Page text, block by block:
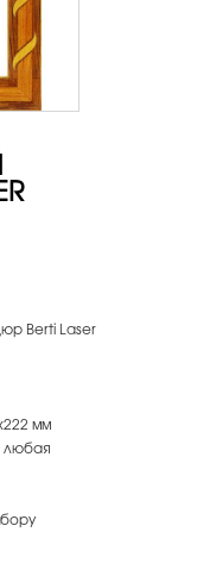
Berti Laser
мм
любая